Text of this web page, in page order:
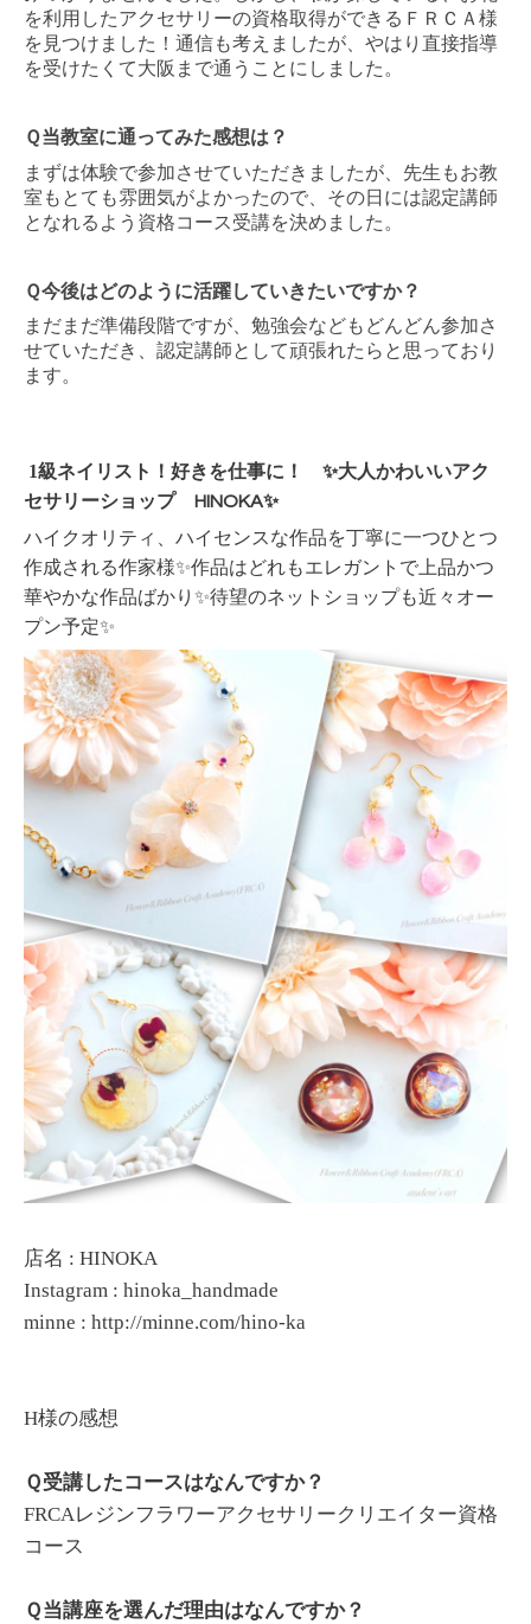
を利用したアクセサリーの資格取得ができるＦＲＣＡ様
を見つけました！ 通信も考えましたが、やはり直接指導
を受けたくて大阪まで通うことにしました。
Ｑ当教室に通ってみた感想は？
まずは体験で参加させていただきましたが、先生もお教
室もとても雰囲気がよかったので、その日には認定講師
となれるよう資格コース受講を決めました。
Ｑ今後はどのように活躍していきたいですか？
まだまだ準備段階ですが、勉強会などもどんどん参加さ
せていただき、認定講師として頑張れたらと思っており
ます。
1級ネイリスト！好きを仕事に！ ✨大人かわいいアク
セサリーショップ HINOKA✨
ハイクオリティ、ハイセンスな作品を丁寧に一つひとつ
作成される作家様✨作品はどれもエレガントで上品かつ
華やかな作品ばかり✨待望のネットショップも近々オー
プン予定✨
店名 : HINOKA
Instagram : hinoka_handmade
minne : http://minne.com/hino-ka
H様の感想
Ｑ受講したコースはなんですか？
FRCAレジンフラワーアクセサリークリエイター資格
コース
Ｑ当講座を選んだ理由はなんですか？